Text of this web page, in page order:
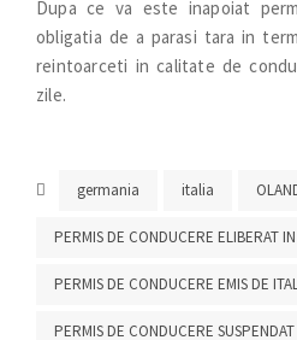
Dupa ce va este inapoiat
obligatia de a parasi tara in
reintoarceti in calitate de
zile.
germania italia
PERMIS DE CONDUCERE ELIBERAT
PERMIS DE CONDUCERE EMIS DE
PERMIS DE CONDUCERE SUSPENDAT